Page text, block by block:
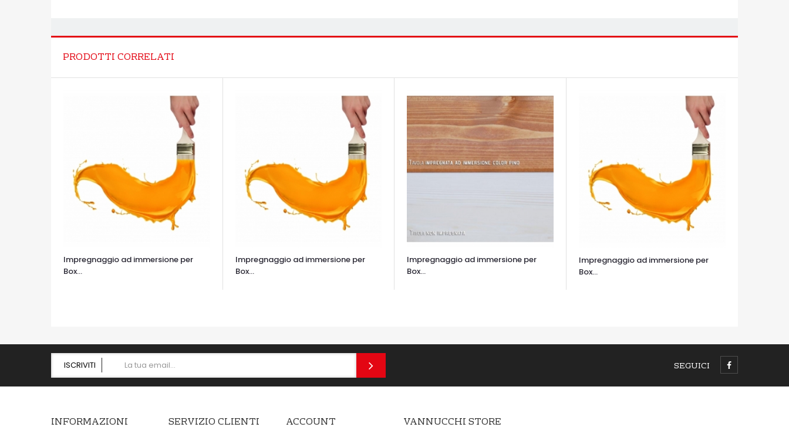
PRODOTTI CORRELATI
Impregnaggio ad immersione per
Box...
Impregnaggio ad immersione per
Box...
Impregnaggio ad immersione per
Box...
Impregnaggio ad immersione per
Box...
ISCRIVITI SEGUICI
INFORMAZIONI SERVIZIO CLIENTI ACCOUNT VANNUCCHI STORE